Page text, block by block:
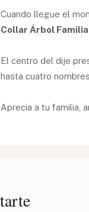
Cuando llegue el
Collar Árbol
El centro del dije
hasta cuatro
Aprecia a tu familia,